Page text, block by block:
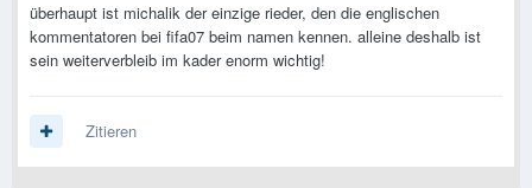
überhaupt ist michalik der einzige rieder, den die englischen
kommentatoren bei fifa07 beim namen kennen. alleine deshalb ist
sein weiterverbleib im kader enorm wichtig!
Zitieren